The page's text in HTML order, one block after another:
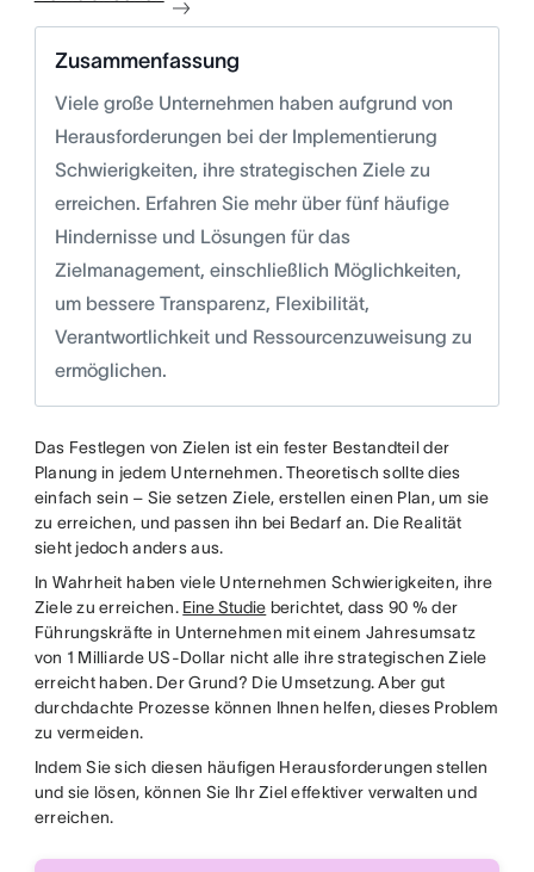
Zusammenfassung
Viele große Unternehmen haben aufgrund von
Herausforderungen bei der Implementierung
Schwierigkeiten, ihre strategischen Ziele zu
erreichen. Erfahren Sie mehr über fünf häufige
Hindernisse und Lösungen für das
Zielmanagement, einschließlich Möglichkeiten,
um bessere Transparenz, Flexibilität,
Verantwortlichkeit und Ressourcenzuweisung zu
ermöglichen.
Das Festlegen von Zielen ist ein fester Bestandteil der
Planung in jedem Unternehmen. Theoretisch sollte dies
einfach sein – Sie setzen Ziele, erstellen einen Plan, um sie
zu erreichen, und passen ihn bei Bedarf an. Die Realität
sieht jedoch anders aus.
In Wahrheit haben viele Unternehmen Schwierigkeiten, ihre
Ziele zu erreichen. Eine Studie berichtet, dass 90 % der
Führungskräfte in Unternehmen mit einem Jahresumsatz
von 1 Milliarde US-Dollar nicht alle ihre strategischen Ziele
erreicht haben. Der Grund? Die Umsetzung. Aber gut
durchdachte Prozesse können Ihnen helfen, dieses Problem
zu vermeiden.
Indem Sie sich diesen häufigen Herausforderungen stellen
und sie lösen, können Sie Ihr Ziel effektiver verwalten und
erreichen.